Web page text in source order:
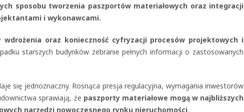
sposobu tworzenia paszportów materiałowych oraz integracji
i wykonawcami.
wdrożenia oraz konieczność cyfryzacji procesów projektowych i
starszych budynków zebranie pełnych informacji o zastosowanych
się jednoznaczny. Rosnąca presja regulacyjna, wymagania inwestorów
sprawiają, że paszporty materiałowe mogą w najbliższych
narzędzi nowoczesnego rynku nieruchomości.